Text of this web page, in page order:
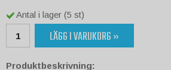
Antal i lager (5 st)
LÄGG I VARUKORG »
Produktbeskrivning: